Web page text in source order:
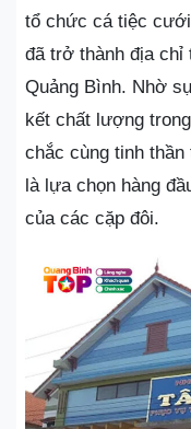
tổ chức cá tiệc
đã trở thành địa chỉ
Quảng Bình. Nhờ
kết chất lượng
chắc cùng tinh
là lựa chọn hàng
của các cặp đôi.